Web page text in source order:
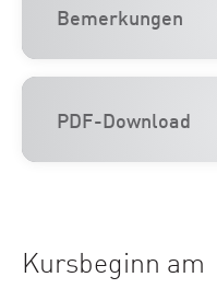
Bemerkungen
PDF-Download
Kursbeginn am